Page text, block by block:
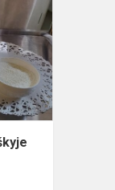
Rokiškyje